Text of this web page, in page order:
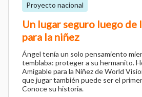
Proyecto nacional
Un lugar seguro luego de
para la niñez
Ángel tenía un solo pensamiento
temblaba: proteger a su hermanito.
Amigable para la Niñez de World
que jugar también puede ser el
Conoce su historia.